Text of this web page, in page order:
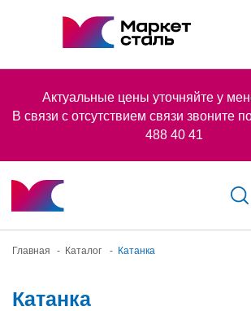
Актуальные цены уточняйте у
В связи с отсутствием связи звоните
488 40 41
Главная Каталог Катанка
- -
Катанка